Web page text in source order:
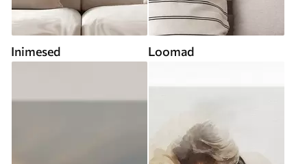
Inimesed Loomad